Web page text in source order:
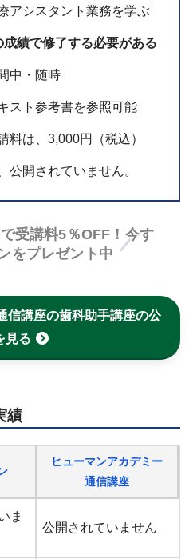
アシスタント業務を学ぶ
績で修了する必要がある
中・随時
スト参考書を参照可能
料は、3,000円（税込）
公開されていません。
受講料5％OFF！今す
をプレゼント中
信講座の歯科助手講座の公
見る
績
ヒューマンアカデミー
通信講座
ま
公開されていません